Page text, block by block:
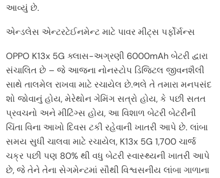
આવ્યું છે.
એન્ડલેસ એન્ટરટેઈનમેન્ટ માટે પાવર મીટ્સ પર્ફોર્મન્સ
OPPO K13x 5G ક્લાસ-અગ્રણી 6000mAh બેટરી દ્વારા
સંચાલિત છે – જે આજના નોનસ્ટોપ ડિજિટલ જીવનશૈલી
સાથે તાલમેલ રાખવા માટે રચાયેલ છે.ભલે તે તમારા મનપસંદ
શો જોવાનું હોય, મેરેથોન ગેમિંગ સત્રો હોય, કે પછી સતત
પ્રવચનો અને મીટિંગ્સ હોય, આ વિશાળ બેટરી બેટરીની
ચિંતા વિના આખો દિવસ ટકી રહેવાની ખાતરી આપે છે. લાંબા
સમય સુધી ચાલવા માટે રચાયેલ, K13x 5G 1,700 ચાર્જ
ચક્ર પછી પણ 80% થી વધુ બેટરી સ્વાસ્થ્યની ખાતરી આપે
છે, જે તેને તેના સેગમેન્ટમાં સૌથી વિશ્વસનીય લાંબા ગાળાના